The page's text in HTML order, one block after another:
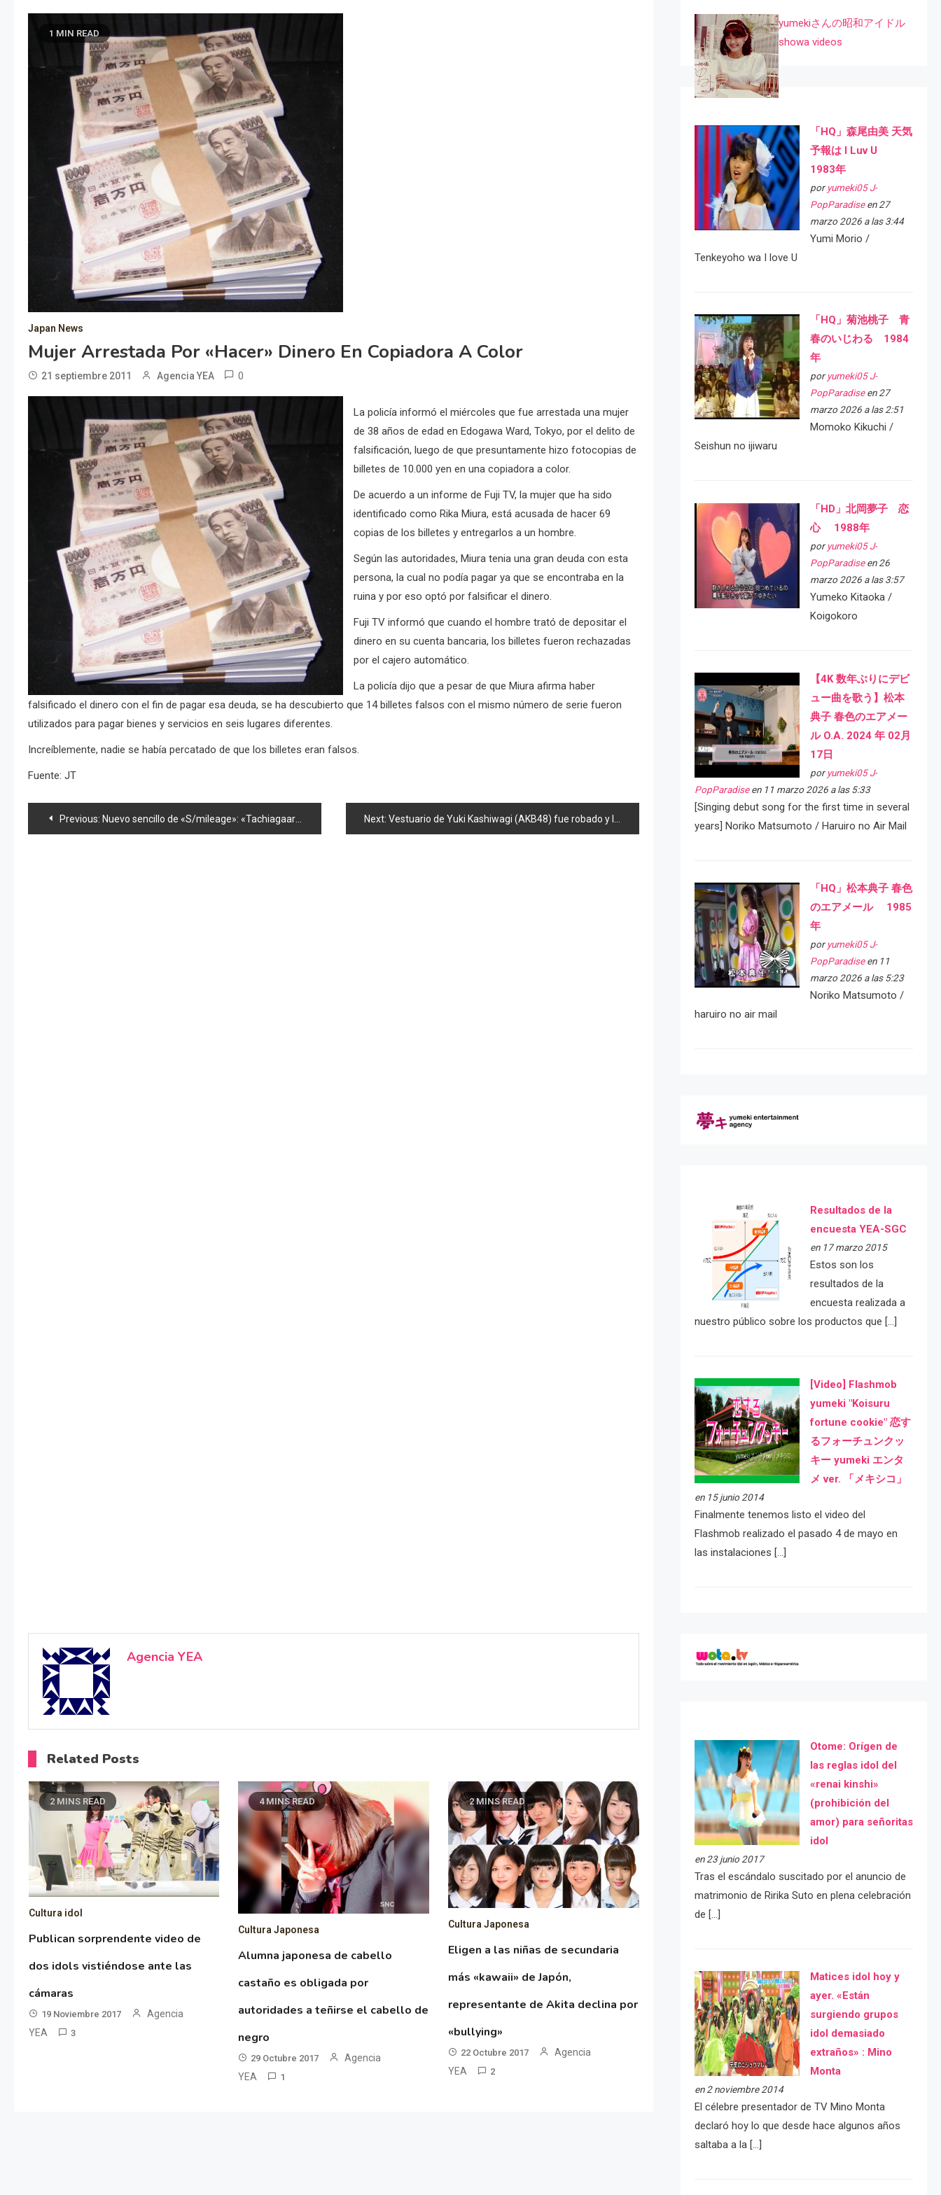
1 MIN READ
Japan News
Mujer Arrestada Por «hacer» Dinero En Copiadora A Color
21 septiembre 2011 Agencia YEA 0
La policía informó el miércoles que fue arrestada una mujer
de 38 años de edad en Edogawa Ward, Tokyo, por el delito de
falsificación, luego de que presuntamente hizo fotocopias de
billetes de 10.000 yen en una copiadora a color.
De acuerdo a un informe de Fuji TV, la mujer que ha sido
identificado como Rika Miura, está acusada de hacer 69
copias de los billetes y entregarlos a un hombre.
Según las autoridades, Miura tenia una gran deuda con esta
persona, la cual no podía pagar ya que se encontraba en la
ruina y por eso optó por falsificar el dinero.
Fuji TV informó que cuando el hombre trató de depositar el
dinero en su cuenta bancaria, los billetes fueron rechazadas
por el cajero automático.
La policía dijo que a pesar de que Miura afirma haber
falsificado el dinero con el fin de pagar esa deuda, se ha descubierto que 14 billetes falsos con el mismo número de serie fueron
utilizados para pagar bienes y servicios en seis lugares diferentes.
Increíblemente, nadie se había percatado de que los billetes eran falsos.
Fuente: JT
Navegación
Previous: Nuevo sencillo de «S/mileage»: «Tachiagaaru» Next: Vestuario de Yuki Kashiwagi (AKB48) fue robado y luego subastado en linea
Agencia YEA
Related Posts
2 MINS READ
Cultura idol
Publican sorprendente video de
dos idols vistiéndose ante las
cámaras
19 Noviembre 2017
Agencia
YEA
3
4 MINS READ
Cultura Japonesa
Alumna japonesa de cabello
castaño es obligada por
autoridades a teñirse el cabello de
negro
29 Octubre 2017
Agencia
YEA
1
2 MINS READ
Cultura Japonesa
Eligen a las niñas de secundaria
más «kawaii» de Japón,
representante de Akita declina por
«bullying»
22 Octubre 2017
Agencia
YEA
2
yumekiさんの昭和アイドル
showa videos
「HQ」森尾由美 天気
予報は I Luv U
1983年
por yumeki05 J-
PopParadiseen 27
marzo 2026 a las 3:44
Yumi Morio /
Tenkeyoho wa I love U
「HQ」菊池桃子 青
春のいじわる 1984
年
por yumeki05 J-
PopParadiseen 27
marzo 2026 a las 2:51
Momoko Kikuchi /
Seishun no ijiwaru
「HD」北岡夢子 恋
心 1988年
por yumeki05 J-
PopParadiseen 26
marzo 2026 a las 3:57
Yumeko Kitaoka /
Koigokoro
【4K 数年ぶりにデビ
ュー曲を歌う】松本
典子 春色のエアメー
ル O.A. 2024 年 02月
17日
por yumeki05 J-
PopParadiseen 11 marzo 2026 a las 5:33
[Singing debut song for the first time in several
years] Noriko Matsumoto / Haruiro no Air Mail
「HQ」松本典子 春色
のエアメール 1985
年
por yumeki05 J-
PopParadiseen 11
marzo 2026 a las 5:23
Noriko Matsumoto /
haruiro no air mail
Resultados de la
encuesta YEA-SGC
en 17 marzo 2015
Estos son los
resultados de la
encuesta realizada a
nuestro público sobre los productos que […]
[Video] Flashmob
yumeki "Koisuru
fortune cookie" 恋す
るフォーチュンクッ
キー yumeki エンタ
メ ver. 「メキシコ」
en 15 junio 2014
Finalmente tenemos listo el video del
Flashmob realizado el pasado 4 de mayo en
las instalaciones […]
Otome: Orígen de
las reglas idol del
«renai kinshi»
(prohibición del
amor) para señoritas
idol
en 23 junio 2017
Tras el escándalo suscitado por el anuncio de
matrimonio de Ririka Suto en plena celebración
de […]
Matices idol hoy y
ayer. «Están
surgiendo grupos
idol demasiado
extraños» : Mino
Monta
en 2 noviembre 2014
El célebre presentador de TV Mino Monta
declaró hoy lo que desde hace algunos años
saltaba a la […]